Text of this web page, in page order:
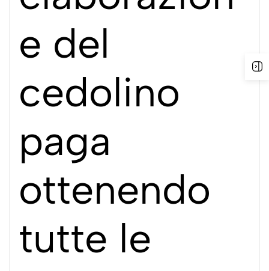
e del
cedolino
paga
ottenendo
tutte le